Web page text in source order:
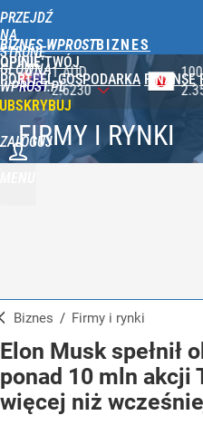
PRZEJDŹ
NA
STRONĘ
GŁÓWNĄ
WPROST.PL
BIZNES WPROST
OPINIE TWÓJ
PORTFEL GOSPODARKA FINANSE
ZALOGUJ
100 JPY
2.3590
1
FIRMY I RYNKI
Biznes / Firmy i rynki
Elon Musk spełnił
ponad 10 mln akcji
więcej niż